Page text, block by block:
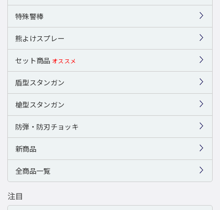
特殊警棒
熊よけスプレー
セット商品 オススメ
盾型スタンガン
槍型スタンガン
防弾・防刃チョッキ
新商品
全商品一覧
注目